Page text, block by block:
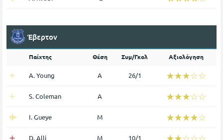
Έβερτον
Παίχτης Θέση Συμ/Γκολ Αξιολόγηση
A. Young Α 26/1 ☆☆☆☆☆
★★★★★
S. Coleman Α ☆☆☆☆☆
★★★★★
I. Gueye Μ ☆☆☆☆☆
★★★★★
D. Alli Μ 10/1 ☆☆☆☆☆
★★★★★